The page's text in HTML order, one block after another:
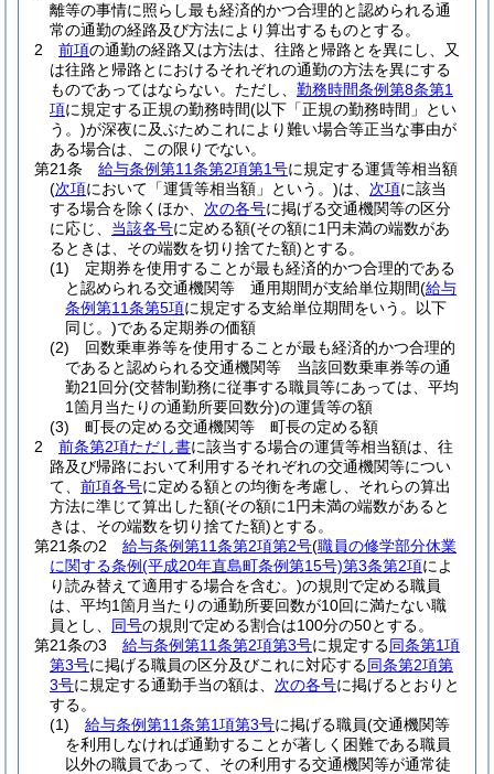
離等の事情に照らし最も経済的かつ合理的と認められる通
常の通勤の経路及び方法により算出するものとする。
2
前項の通勤の経路又は方法は、往路と帰路とを異にし、又
は往路と帰路とにおけるそれぞれの通勤の方法を異にする
ものであってはならない。 ただし、 勤務時間条例第8条第1
項に規定する正規の勤務時間(以下「正規の勤務時間」とい
う。)が深夜に及ぶためこれにより難い場合等正当な事由が
ある場合は、この限りでない。
第21条
給与条例第11条第2項第1号に規定する運賃等相当額
(次項において「運賃等相当額」という。)は、 次項に該当
する場合を除くほか、 次の各号に掲げる交通機関等の区分
に応じ、 当該各号に定める額(その額に1円未満の端数があ
るときは、その端数を切り捨てた額)とする。
(1)
定期券を使用することが最も経済的かつ合理的である
と認められる交通機関等 通用期間が支給単位期間(給与
条例第11条第5項に規定する支給単位期間をいう。以下
同じ。)である定期券の価額
(2)
回数乗車券等を使用することが最も経済的かつ合理的
であると認められる交通機関等 当該回数乗車券等の通
勤21回分(交替制勤務に従事する職員等にあっては、平均
1箇月当たりの通勤所要回数分)の運賃等の額
(3)
町長の定める交通機関等 町長の定める額
2
前条第2項ただし書に該当する場合の運賃等相当額は、往
路及び帰路において利用するそれぞれの交通機関等につい
て、 前項各号に定める額との均衡を考慮し、それらの算出
方法に準じて算出した額(その額に1円未満の端数があると
きは、その端数を切り捨てた額)とする。
第21条の2
給与条例第11条第2項第2号(職員の修学部分休業
に関する条例(平成20年直島町条例第15号)第3条第2項によ
り読み替えて適用する場合を含む。)の規則で定める職員
は、平均1箇月当たりの通勤所要回数が10回に満たない職
員とし、 同号の規則で定める割合は100分の50とする。
第21条の3
給与条例第11条第2項第3号に規定する同条第1項
第3号に掲げる職員の区分及びこれに対応する同条第2項第
3号に規定する通勤手当の額は、 次の各号に掲げるとおりと
する。
(1)
給与条例第11条第1項第3号に掲げる職員(交通機関等
を利用しなければ通勤することが著しく困難である職員
以外の職員であって、その利用する交通機関等が通常徒